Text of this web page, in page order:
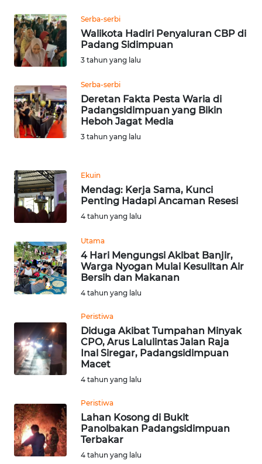
Serba-serbi
Walikota Hadiri Penyaluran CBP di
Padang Sidimpuan
3 tahun yang lalu
Serba-serbi
Deretan Fakta Pesta Waria di
Padangsidimpuan yang Bikin
Heboh Jagat Media
3 tahun yang lalu
Ekuin
Mendag: Kerja Sama, Kunci
Penting Hadapi Ancaman Resesi
4 tahun yang lalu
Utama
4 Hari Mengungsi Akibat Banjir,
Warga Nyogan Mulai Kesulitan Air
Bersih dan Makanan
4 tahun yang lalu
Peristiwa
Diduga Akibat Tumpahan Minyak
CPO, Arus Lalulintas Jalan Raja
Inal Siregar, Padangsidimpuan
Macet
4 tahun yang lalu
Peristiwa
Lahan Kosong di Bukit
Panolbakan Padangsidimpuan
Terbakar
4 tahun yang lalu
WN
LANGKAT
WN
SELATAN
WN
TANJUNG
LESUNG
WN
KARO
WN
WN
LABUHANBATU
TENGAH
WN DELI
SERDANG
TEBING
TINGGI
WN